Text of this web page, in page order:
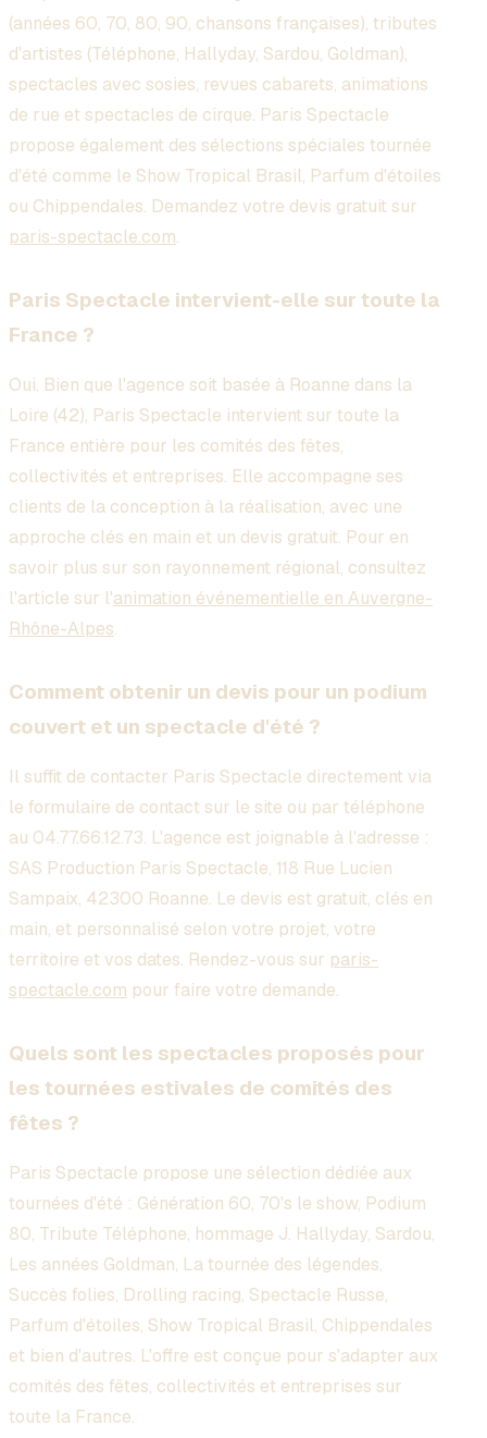
(années 60, 70, 80, 90, chansons françaises), tributes
d'artistes (Téléphone, Hallyday, Sardou, Goldman),
spectacles avec sosies, revues cabarets, animations
de rue et spectacles de cirque. Paris Spectacle
propose également des sélections spéciales tournée
d'été comme le Show Tropical Brasil, Parfum d'étoiles
ou Chippendales. Demandez votre devis gratuit sur
paris-spectacle.com.
Paris Spectacle intervient-elle sur toute la
France ?
Oui. Bien que l'agence soit basée à Roanne dans la
Loire (42), Paris Spectacle intervient sur toute la
France entière pour les comités des fêtes,
collectivités et entreprises. Elle accompagne ses
clients de la conception à la réalisation, avec une
approche clés en main et un devis gratuit. Pour en
savoir plus sur son rayonnement régional, consultez
l'article sur l'animation événementielle en Auvergne-
Rhône-Alpes.
Comment obtenir un devis pour un podium
couvert et un spectacle d'été ?
Il suffit de contacter Paris Spectacle directement via
le formulaire de contact sur le site ou par téléphone
au 04.77.66.12.73. L'agence est joignable à l'adresse :
SAS Production Paris Spectacle, 118 Rue Lucien
Sampaix, 42300 Roanne. Le devis est gratuit, clés en
main, et personnalisé selon votre projet, votre
territoire et vos dates. Rendez-vous sur paris-
spectacle.com pour faire votre demande.
Quels sont les spectacles proposés pour
les tournées estivales de comités des
fêtes ?
Paris Spectacle propose une sélection dédiée aux
tournées d'été : Génération 60, 70's le show, Podium
80, Tribute Téléphone, hommage J. Hallyday, Sardou,
Les années Goldman, La tournée des légendes,
Succès folies, Drolling racing, Spectacle Russe,
Parfum d'étoiles, Show Tropical Brasil, Chippendales
et bien d'autres. L'offre est conçue pour s'adapter aux
comités des fêtes, collectivités et entreprises sur
toute la France.